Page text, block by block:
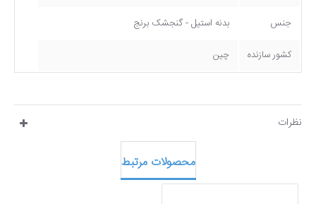
جنس بدنه استیل - گنجشک برنج
کشور سازنده چین
نظرات
محصولات مرتبط